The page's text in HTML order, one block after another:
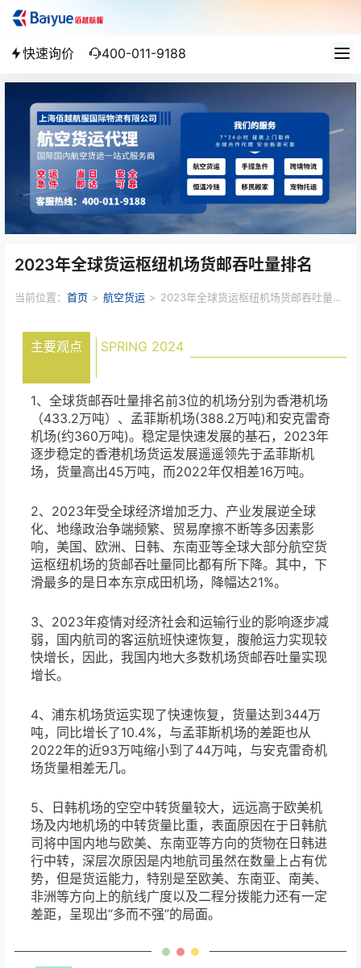
快速询价 400-011-9188
2023年全球货运枢纽机场货邮吞吐量排名
当前位置： 首页 > 航空货运 > 2023年全球货运枢纽机场货邮吞吐量排
主要观点 SPRING 2024
1、全球货邮吞吐量排名前3位的机场分别为香港机场
（433.2万吨）、孟菲斯机场(388.2万吨)和安克雷奇
机场(约360万吨)。稳定是快速发展的基石，2023年
逐步稳定的香港机场货运发展遥遥领先于孟菲斯机
场，货量高出45万吨，而2022年仅相差16万吨。
2、2023年受全球经济增加乏力、产业发展逆全球
化、地缘政治争端频繁、贸易摩擦不断等多因素影
响，美国、欧洲、日韩、东南亚等全球大部分航空货
运枢纽机场的货邮吞吐量同比都有所下降。其中，下
滑最多的是日本东京成田机场，降幅达21%。
3、2023年疫情对经济社会和运输行业的影响逐步减
弱，国内航司的客运航班快速恢复，腹舱运力实现较
快增长，因此，我国内地大多数机场货邮吞吐量实现
增长。
4、浦东机场货运实现了快速恢复，货量达到344万
吨，同比增长了10.4%，与孟菲斯机场的差距也从
2022年的近93万吨缩小到了44万吨，与安克雷奇机
场货量相差无几。
5、日韩机场的空空中转货量较大，远远高于欧美机
场及内地机场的中转货量比重，表面原因在于日韩航
司将中国内地与欧美、东南亚等方向的货物在日韩进
行中转，深层次原因是内地航司虽然在数量上占有优
势，但是货运能力，特别是至欧美、东南亚、南美、
非洲等方向上的航线广度以及二程分拨能力还有一定
差距，呈现出“多而不强”的局面。